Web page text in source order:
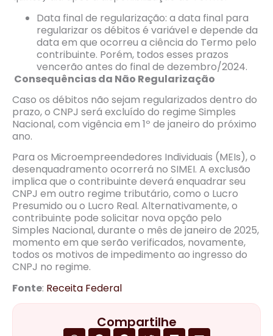
Data final de regularização: a data final para
regularizar os débitos é variável e depende da
data em que ocorreu a ciência do Termo pelo
contribuinte. Porém, todos esses prazos
vencerão antes do final de dezembro/2024.
Consequências da Não Regularização
Caso os débitos não sejam regularizados dentro do
prazo, o CNPJ será excluído do regime Simples
Nacional, com vigência em 1º de janeiro do próximo
ano.
Para os Microempreendedores Individuais (MEIs), o
desenquadramento ocorrerá no SIMEI. A exclusão
implica que o contribuinte deverá enquadrar seu
CNPJ em outro regime tributário, como o Lucro
Presumido ou o Lucro Real. Alternativamente, o
contribuinte pode solicitar nova opção pelo
Simples Nacional, durante o mês de janeiro de 2025,
momento em que serão verificados, novamente,
todos os motivos de impedimento ao ingresso do
CNPJ no regime.
Fonte: Receita Federal
Compartilhe